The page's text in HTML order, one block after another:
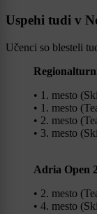
Uspehi tudi v
Učenci so blesteli
• 1. mesto
• 1. mesto
• 2. mesto
• 3. mesto
Adria Open
• 2. mesto
• 4. mesto